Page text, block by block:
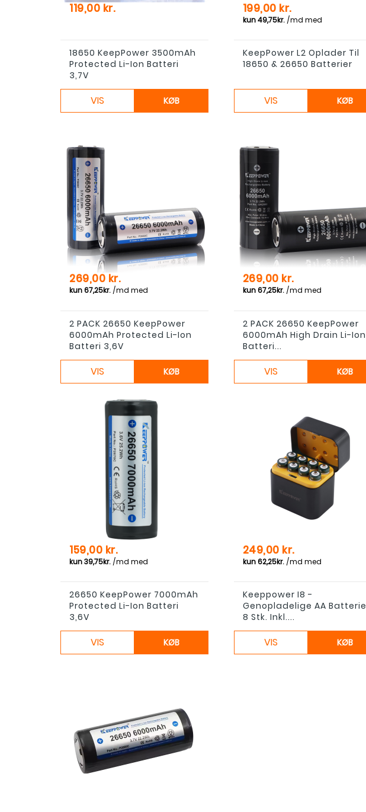
Pris
119,00 kr.
18650 KeepPower 3500mAh
Protected Li-Ion Batteri
3,7V
VIS KØB
Pris
199,00 kr.
KeepPower L2 Oplader Til
18650 & 26650 Batterier
VIS KØB
Pris
269,00 kr.
2 PACK 26650 KeepPower
6000mAh Protected Li-Ion
Batteri 3,6V
VIS KØB
Pris
269,00 kr.
2 PACK 26650 KeepPower
6000mAh High Drain Li-Ion
Batteri...
VIS KØB
Pris
159,00 kr.
26650 KeepPower 7000mAh
Protected Li-Ion Batteri
3,6V
VIS KØB
Pris
249,00 kr.
Keeppower I8 -
Genopladelige AA
8 Stk. Inkl....
VIS KØB